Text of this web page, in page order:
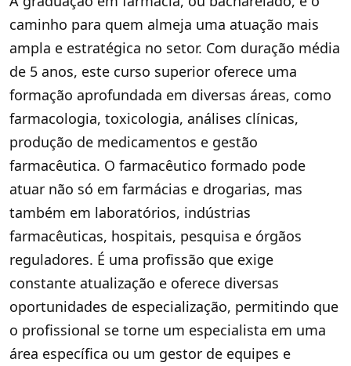
caminho para quem almeja uma atuação mais
ampla e estratégica no setor. Com duração média
de 5 anos, este curso superior oferece uma
formação aprofundada em diversas áreas, como
farmacologia, toxicologia, análises clínicas,
produção de medicamentos e gestão
farmacêutica. O farmacêutico formado pode
atuar não só em farmácias e drogarias, mas
também em laboratórios, indústrias
farmacêuticas, hospitais, pesquisa e órgãos
reguladores. É uma profissão que exige
constante atualização e oferece diversas
oportunidades de especialização, permitindo que
o profissional se torne um especialista em uma
área específica ou um gestor de equipes e